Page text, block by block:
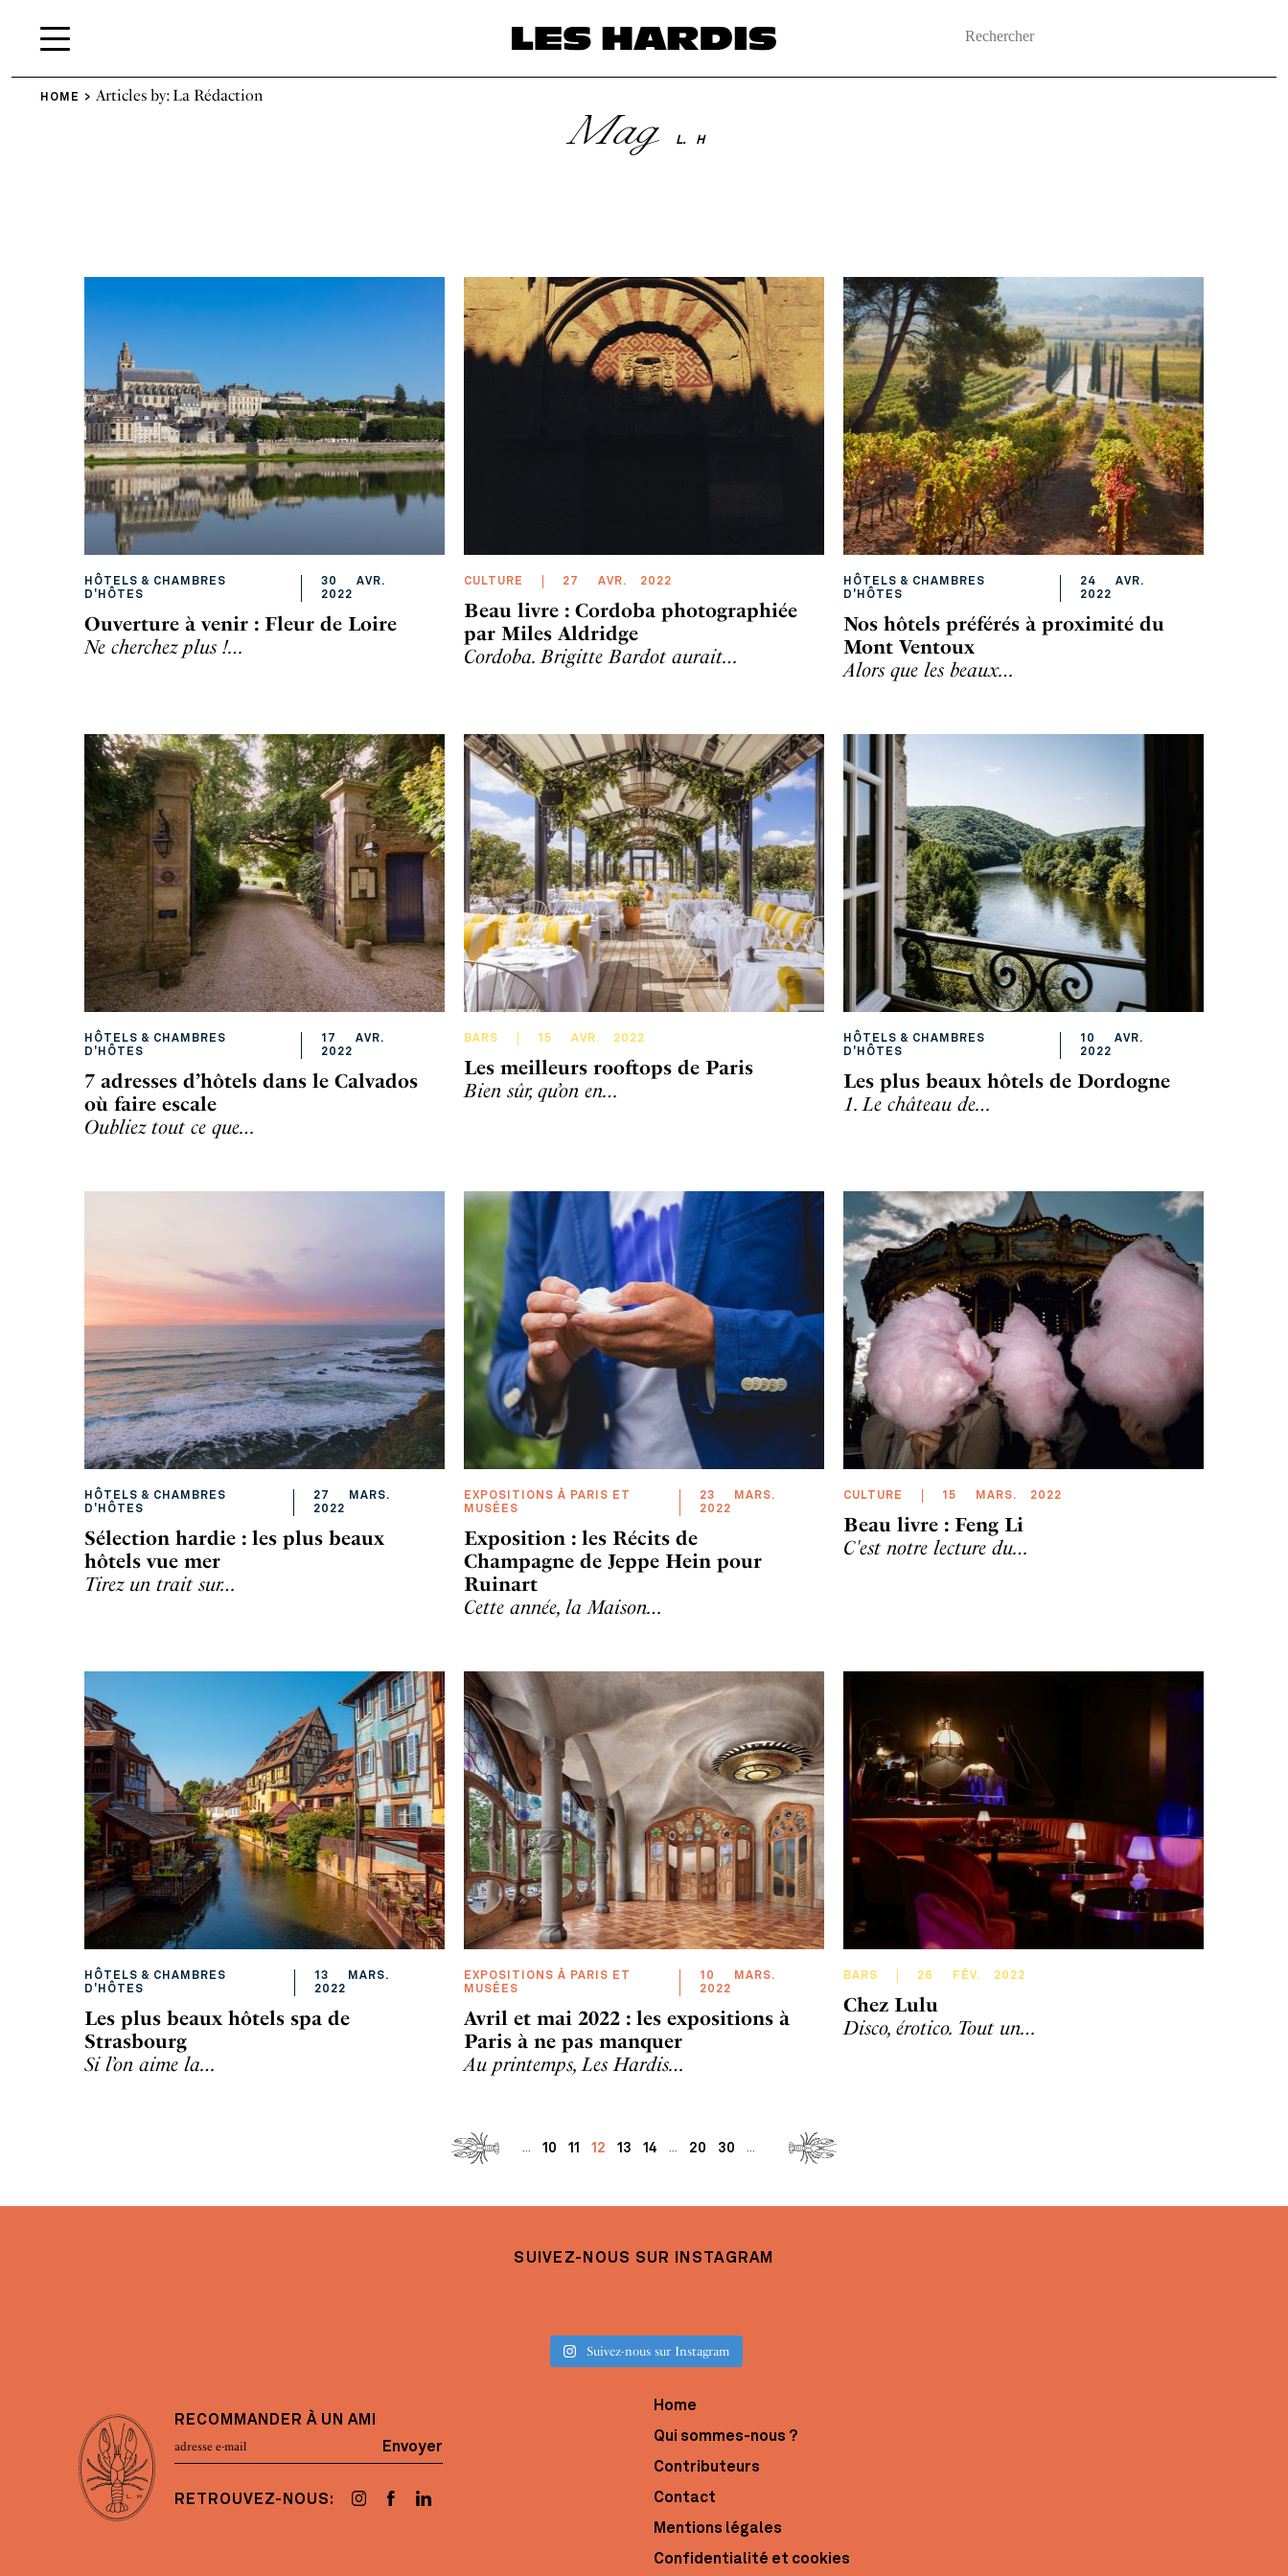
HOME Articles by: La Rédaction
Mag L. H
HÔTELS & CHAMBRES
D'HÔTES
30 AVR.
2022
Ouverture à venir : Fleur de Loire
Ne cherchez plus !…
CULTURE 27 AVR. 2022
Beau livre : Cordoba photographiée
par Miles Aldridge
Cordoba. Brigitte Bardot aurait…
HÔTELS & CHAMBRES
D'HÔTES
24 AVR.
2022
Nos hôtels préférés à proximité du
Mont Ventoux
Alors que les beaux…
HÔTELS & CHAMBRES
D'HÔTES
17 AVR.
2022
7 adresses d’hôtels dans le Calvados
où faire escale
Oubliez tout ce que…
BARS 15 AVR. 2022
Les meilleurs rooftops de Paris
Bien sûr, qu’on en…
HÔTELS & CHAMBRES
D'HÔTES
10 AVR.
2022
Les plus beaux hôtels de Dordogne
1. Le château de…
HÔTELS & CHAMBRES
D'HÔTES
27 MARS.
2022
Sélection hardie : les plus beaux
hôtels vue mer
Tirez un trait sur…
EXPOSITIONS À PARIS ET
MUSÉES
23 MARS.
2022
Exposition : les Récits de
Champagne de Jeppe Hein pour
Ruinart
Cette année, la Maison…
CULTURE 15 MARS. 2022
Beau livre : Feng Li
C'est notre lecture du…
HÔTELS & CHAMBRES
D'HÔTES
13 MARS.
2022
Les plus beaux hôtels spa de
Strasbourg
Si l’on aime la…
EXPOSITIONS À PARIS ET
MUSÉES
10 MARS.
2022
Avril et mai 2022 : les expositions à
Paris à ne pas manquer
Au printemps, Les Hardis…
BARS 26 FÉV. 2022
Chez Lulu
Disco, érotico. Tout un…
10 11 12 13 14 20 30
SUIVEZ-NOUS SUR INSTAGRAM
Suivez-nous sur Instagram
RECOMMANDER À UN AMI
Envoyer
RETROUVEZ-NOUS:
Home
Qui sommes-nous ?
Contributeurs
Contact
Mentions légales
Confidentialité et cookies